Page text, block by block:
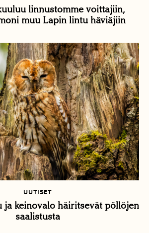
linnustomme voittajiin,
muu Lapin lintu häviäjiin
UUTISET
ja keinovalo häiritsevät pöllöjen
saalistusta